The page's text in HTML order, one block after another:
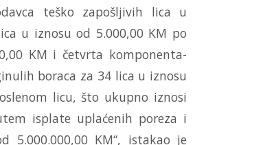
teško zapošljivih lica u
u iznosu od 5.000,00 KM po
KM i četvrta komponenta-
boraca za 34 lica u iznosu
licu, što ukupno iznosi
isplate uplaćenih poreza i
5.000.000,00 KM“, istakao je